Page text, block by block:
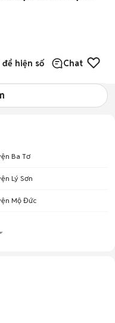
để hiện số Chat
Ba Tơ
Lý Sơn
Mộ Đức